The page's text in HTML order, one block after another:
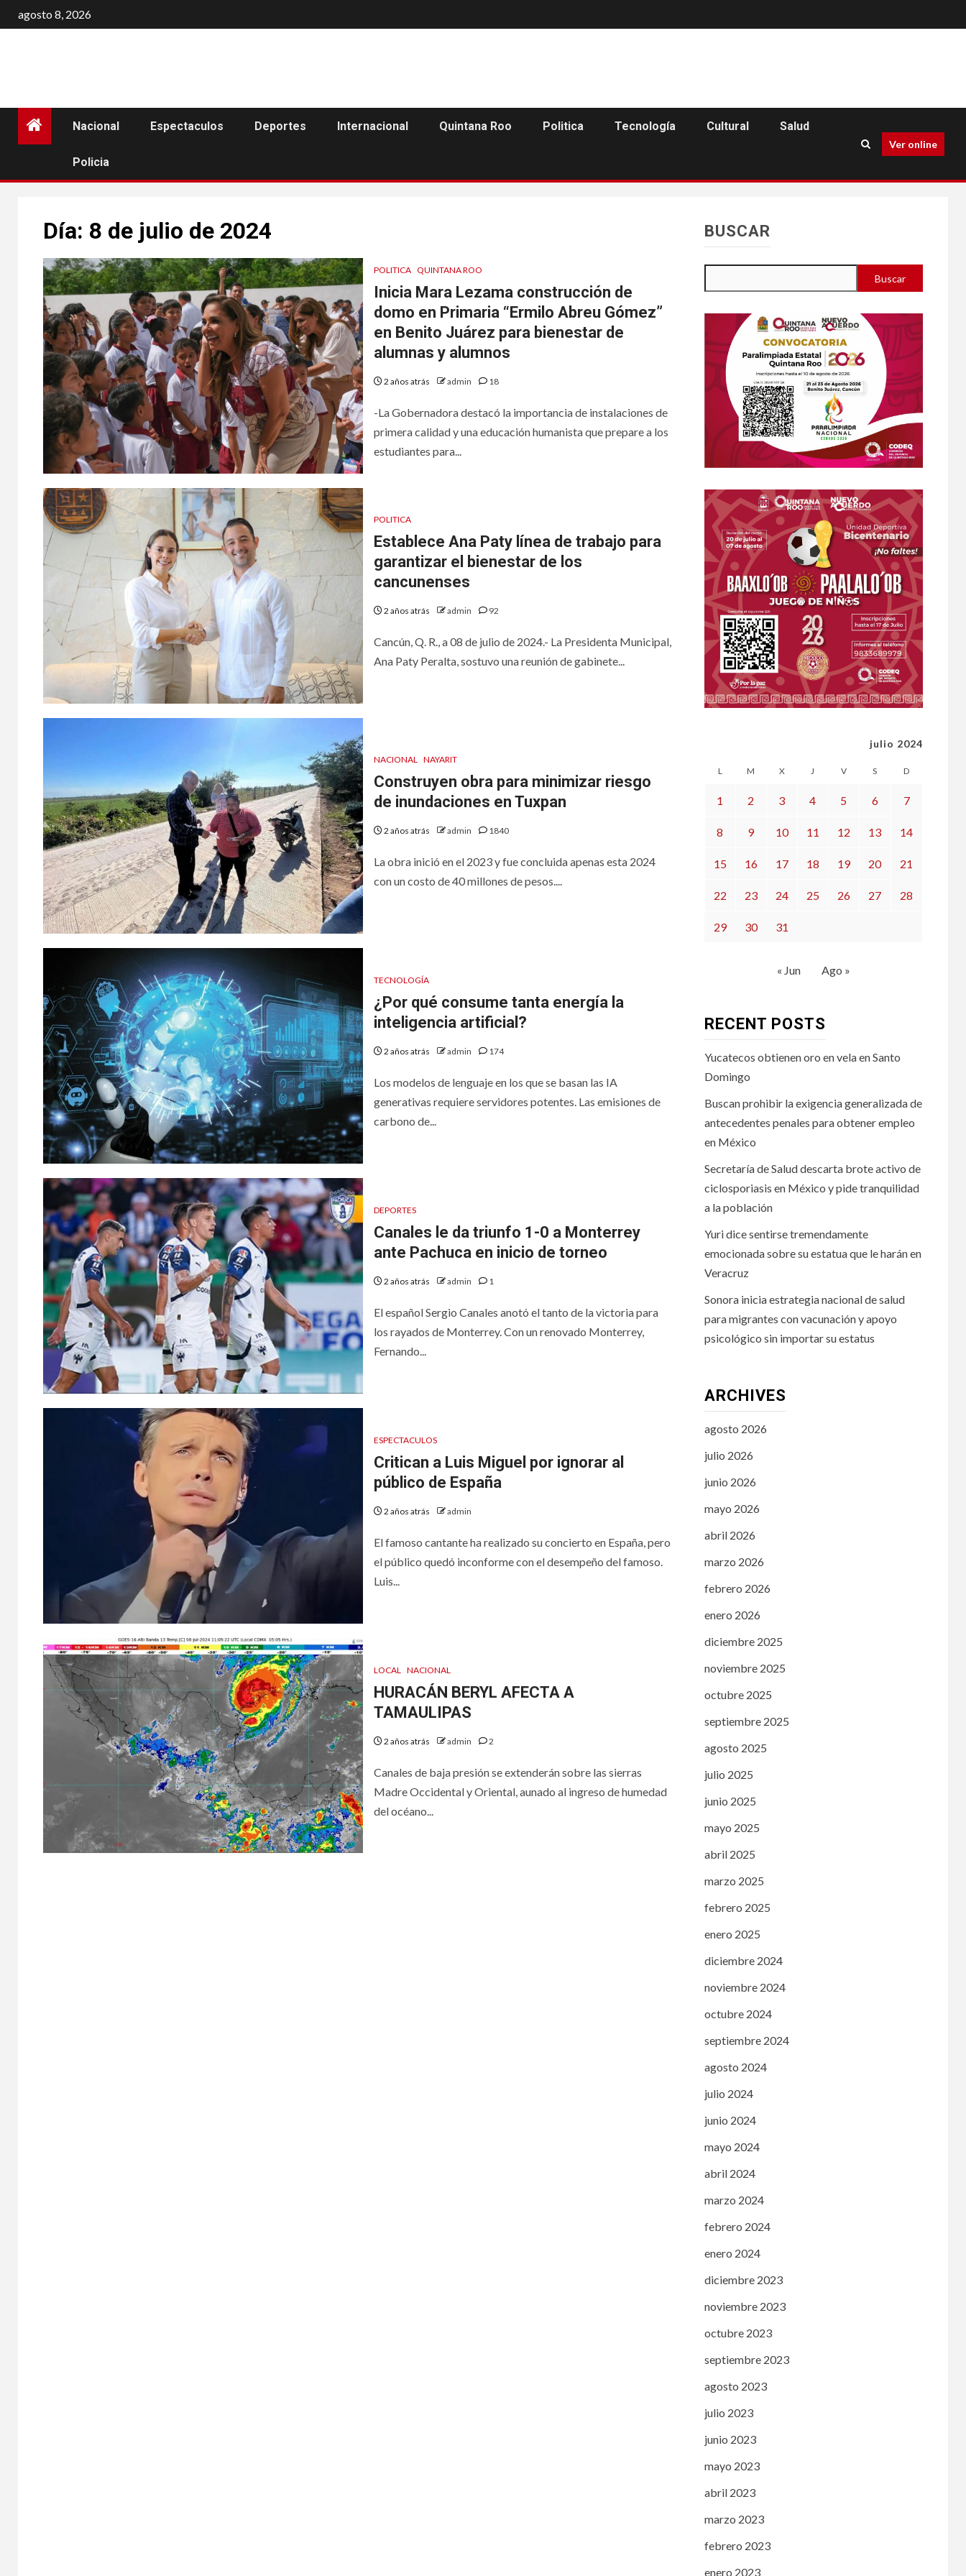
al
agosto 8, 2026
Nacional Espectaculos Deportes Internacional Quintana Roo Politica Tecnología Cultural Salud
Policia
Ver online
Día: 8 de julio de 2024
POLITICA QUINTANA ROO
Inicia Mara Lezama construcción de
domo en Primaria “Ermilo Abreu Gómez”
en Benito Juárez para bienestar de
alumnas y alumnos
2 años atrás admin 18
-La Gobernadora destacó la importancia de instalaciones de
primera calidad y una educación humanista que prepare a los
estudiantes para...
POLITICA
Establece Ana Paty línea de trabajo para
garantizar el bienestar de los
cancunenses
2 años atrás admin 92
Cancún, Q. R., a 08 de julio de 2024.- La Presidenta Municipal,
Ana Paty Peralta, sostuvo una reunión de gabinete...
NACIONAL NAYARIT
Construyen obra para minimizar riesgo
de inundaciones en Tuxpan
2 años atrás admin 1840
La obra inició en el 2023 y fue concluida apenas esta 2024
con un costo de 40 millones de pesos....
TECNOLOGÍA
¿Por qué consume tanta energía la
inteligencia artificial?
2 años atrás admin 174
Los modelos de lenguaje en los que se basan las IA
generativas requiere servidores potentes. Las emisiones de
carbono de...
DEPORTES
Canales le da triunfo 1-0 a Monterrey
ante Pachuca en inicio de torneo
2 años atrás admin 1
El español Sergio Canales anotó el tanto de la victoria para
los rayados de Monterrey. Con un renovado Monterrey,
Fernando...
ESPECTACULOS
Critican a Luis Miguel por ignorar al
público de España
2 años atrás admin
El famoso cantante ha realizado su concierto en España, pero
el público quedó inconforme con el desempeño del famoso.
Luis...
LOCAL NACIONAL
HURACÁN BERYL AFECTA A
TAMAULIPAS
2 años atrás admin 2
Canales de baja presión se extenderán sobre las sierras
Madre Occidental y Oriental, aunado al ingreso de humedad
del océano...
BUSCAR
Buscar
julio 2024
L M X J V S D
1 2 3 4 5 6 7
8 9 10 11 12 13 14
15 16 17 18 19 20 21
22 23 24 25 26 27 28
29 30 31
« Jun Ago »
RECENT POSTS
Yucatecos obtienen oro en vela en Santo
Domingo
Buscan prohibir la exigencia generalizada de
antecedentes penales para obtener empleo
en México
Secretaría de Salud descarta brote activo de
ciclosporiasis en México y pide tranquilidad
a la población
Yuri dice sentirse tremendamente
emocionada sobre su estatua que le harán en
Veracruz
Sonora inicia estrategia nacional de salud
para migrantes con vacunación y apoyo
psicológico sin importar su estatus
ARCHIVES
agosto 2026
julio 2026
junio 2026
mayo 2026
abril 2026
marzo 2026
febrero 2026
enero 2026
diciembre 2025
noviembre 2025
octubre 2025
septiembre 2025
agosto 2025
julio 2025
junio 2025
mayo 2025
abril 2025
marzo 2025
febrero 2025
enero 2025
diciembre 2024
noviembre 2024
octubre 2024
septiembre 2024
agosto 2024
julio 2024
junio 2024
mayo 2024
abril 2024
marzo 2024
febrero 2024
enero 2024
diciembre 2023
noviembre 2023
octubre 2023
septiembre 2023
agosto 2023
julio 2023
junio 2023
mayo 2023
abril 2023
marzo 2023
febrero 2023
enero 2023